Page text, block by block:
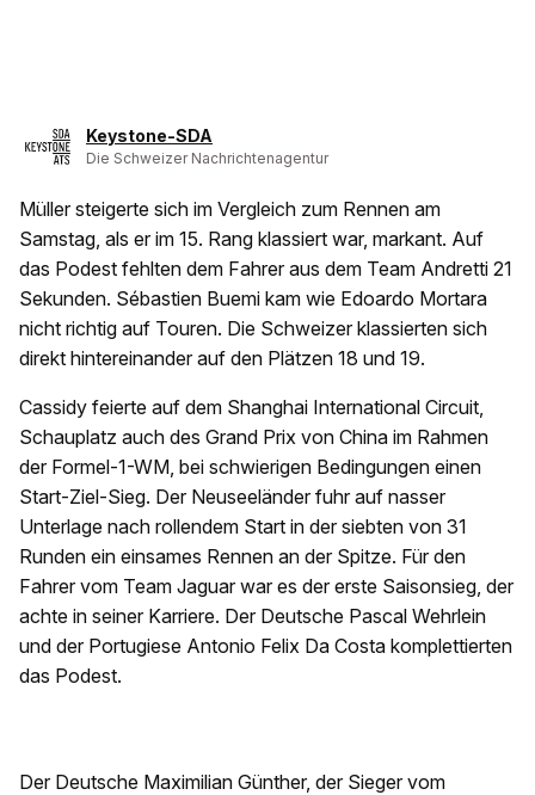
Keystone-SDA
Die Schweizer Nachrichtenagentur
Müller steigerte sich im Vergleich zum Rennen am
Samstag, als er im 15. Rang klassiert war, markant. Auf
das Podest fehlten dem Fahrer aus dem Team Andretti 21
Sekunden. Sébastien Buemi kam wie Edoardo Mortara
nicht richtig auf Touren. Die Schweizer klassierten sich
direkt hintereinander auf den Plätzen 18 und 19.
Cassidy feierte auf dem Shanghai International Circuit,
Schauplatz auch des Grand Prix von China im Rahmen
der Formel-1-WM, bei schwierigen Bedingungen einen
Start-Ziel-Sieg. Der Neuseeländer fuhr auf nasser
Unterlage nach rollendem Start in der siebten von 31
Runden ein einsames Rennen an der Spitze. Für den
Fahrer vom Team Jaguar war es der erste Saisonsieg, der
achte in seiner Karriere. Der Deutsche Pascal Wehrlein
und der Portugiese Antonio Felix Da Costa komplettierten
das Podest.
Der Deutsche Maximilian Günther, der Sieger vom